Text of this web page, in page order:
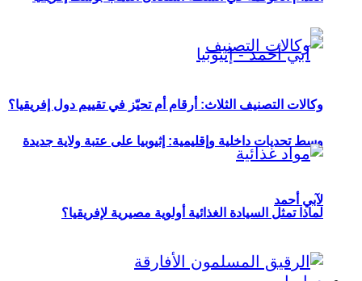
وسط تحديات داخلية وإقليمية: إثيوبيا على عتبة ولاية جديدة
لآبي أحمد
وكالات التصنيف الثلاث: أرقام أم تحيّز في تقييم دول إفريقيا؟
لماذا تمثل السيادة الغذائية أولوية مصيرية لإفريقيا؟